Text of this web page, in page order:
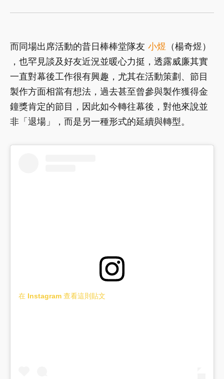
而同場出席活動的昔日棒棒堂隊友 小煜 （楊奇煜）
，也罕見談及好友近況並暖心力挺，透露威廉其實
一直對幕後工作很有興趣，尤其在活動策劃、節目
製作方面相當有想法，過去甚至曾參與製作獲得金
鐘獎肯定的節目，因此如今轉往幕後，對他來說並
非「退場」，而是另一種形式的延續與轉型。
在 Instagram 查看這則貼文